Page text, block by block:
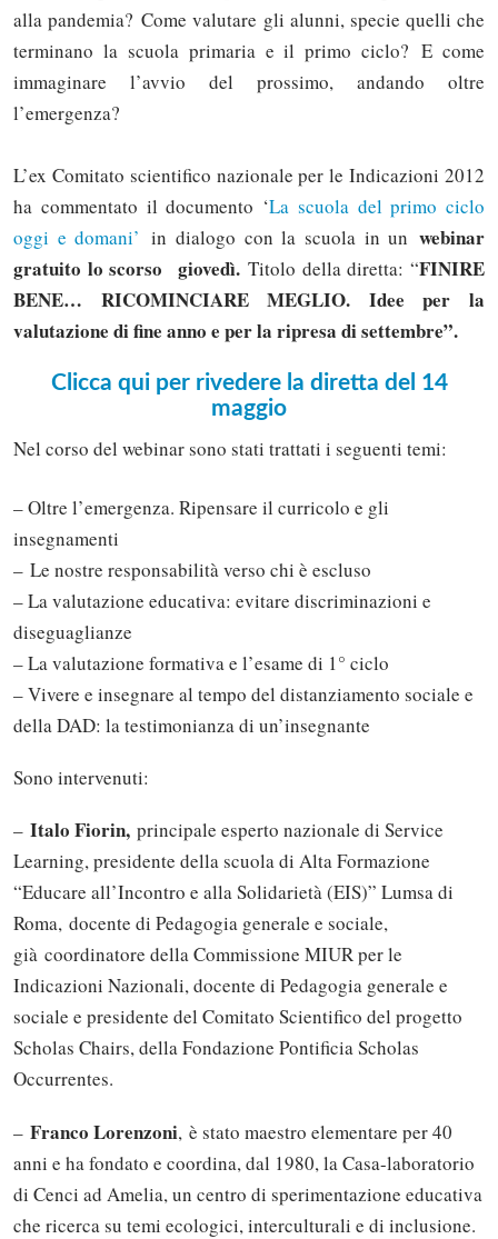
alla pandemia? Come valutare gli alunni, specie quelli che
terminano la scuola primaria e il primo ciclo? E come
immaginare l’avvio del prossimo, andando oltre
l’emergenza?
L’ex Comitato scientifico nazionale per le Indicazioni 2012
ha commentato il documento ‘La scuola del primo ciclo
oggi e domani’ in dialogo con la scuola in unwebinar
gratuito lo scorso giovedì.Titolo della diretta: “FINIRE
BENE… RICOMINCIARE MEGLIO. Idee per la
valutazione di fine anno e per la ripresa di settembre”.
Clicca qui per rivedere la diretta del 14
maggio
Nel corso del webinar sono stati trattati i seguenti temi:
– Oltre l’emergenza. Ripensare il curricolo e gli
insegnamenti
– Le nostre responsabilità verso chi è escluso
– La valutazione educativa: evitare discriminazioni e
diseguaglianze
– La valutazione formativa e l’esame di 1° ciclo
– Vivere e insegnare al tempo del distanziamento sociale e
della DAD: la testimonianza di un’insegnante
Sono intervenuti:
– Italo Fiorin, principale esperto nazionale di Service
Learning, presidente della scuola di Alta Formazione
“Educare all’Incontro e alla Solidarietà (EIS)” Lumsa di
Roma, docente di Pedagogia generale e sociale,
già coordinatore della Commissione MIUR per le
Indicazioni Nazionali, docente di Pedagogia generale e
sociale e presidente del Comitato Scientifico del progetto
Scholas Chairs, della Fondazione Pontificia Scholas
Occurrentes.
– Franco Lorenzoni, è stato maestro elementare per 40
anni e ha fondato e coordina, dal 1980, la Casa-laboratorio
di Cenci ad Amelia, un centro di sperimentazione educativa
che ricerca su temi ecologici, interculturali e di inclusione.